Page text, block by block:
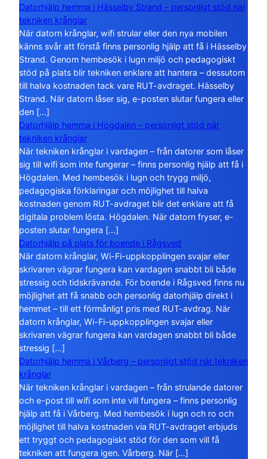
Datorhjälp hemma i Hässelby Strand – personligt stöd när
tekniken krånglar
När datorn krånglar, wifi strular eller den nya mobilen
känns svår att förstå finns personlig hjälp att få i Hässelby
Strand. Genom hembesök i lugn miljö och pedagogiskt
stöd på plats blir tekniken enklare att hantera – dessutom
till halva kostnaden tack vare RUT-avdraget. Hässelby
Strand. När datorn låser sig, e-posten slutar fungera eller
den […]
Datorhjälp hemma i Högdalen – personligt stöd när
tekniken krånglar
När tekniken krånglar i vardagen – från datorer som låser
sig till wifi som inte fungerar – finns personlig hjälp att få i
Högdalen. Med hembesök i lugn och trygg miljö,
pedagogiska förklaringar och möjlighet till halva
kostnaden genom RUT-avdraget blir det enklare att få
digitala problem lösta. Högdalen. När datorn fryser, e-
posten slutar fungera […]
Datorhjälp på plats för boende i Rågsved
När datorn krånglar, Wi-Fi-uppkopplingen svajar eller
skrivaren vägrar fungera kan vardagen snabbt bli både
stressig och tidskrävande. För boende i Rågsved finns nu
möjlighet att få snabb och personlig datorhjälp direkt i
hemmet – till ett förmånligt pris med RUT-avdrag. När
datorn krånglar, Wi-Fi-uppkopplingen svajar eller
skrivaren vägrar fungera kan vardagen snabbt bli både
stressig […]
Datorhjälp hemma i Vårberg – personligt stöd när tekniken
krånglar
När tekniken krånglar i vardagen – från strulande datorer
och e-post till wifi som inte vill fungera – finns personlig
hjälp att få i Vårberg. Med hembesök i lugn och ro och
möjlighet till halva kostnaden via RUT-avdraget erbjuds
ett tryggt och pedagogiskt stöd för den som vill få
tekniken att fungera igen. Vårberg. När […]